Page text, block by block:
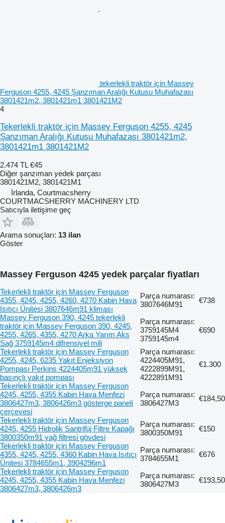
tekerlekli traktör için Massey
Ferguson 4255, 4245 Şanzıman Aralığı Kutusu Muhafazası
3801421m2, 3801421m1 3801421M2
4
Tekerlekli traktör için Massey Ferguson 4255, 4245
Şanzıman Aralığı Kutusu Muhafazası 3801421m2,
3801421m1 3801421M2
2.474 TL €45
Diğer şanzıman yedek parçası
3801421M2, 3801421M1
İrlanda, Courtmacsherry
COURTMACSHERRY MACHINERY LTD
Satıcıyla iletişime geç
Arama sonuçları: 13 ilan
Göster
Massey Ferguson 4245 yedek parçalar fiyatları
Tekerlekli traktör için Massey Ferguson
4355, 4245, 4255, 4260, 4270 Kabin Hava
Isıtıcı Ünitesi 3807646m91 kliması
Parça numarası:
3807646M91
€738
Massey Ferguson 390, 4245 tekerlekli
traktör için Massey Ferguson 390, 4245,
4255, 4265, 4355, 4270 Arka Yarım Aks
Sağ 3759145m4 difrensiyel mili
Parça numarası:
3759145M4
3759145m4
€690
Tekerlekli traktör için Massey Ferguson
4255, 4245, 6235 Yakıt Enjeksiyon
Pompası Perkins 4224405m91 yüksek
basınçlı yakıt pompası
Parça numarası:
4224405M91,
4222899M91,
4222891M91
€1.300
Tekerlekli traktör için Massey Ferguson
4245, 4255, 4355 Kabin Hava Menfezi
3806427m3, 3806426m3 gösterge paneli
çerçevesi
Parça numarası:
3806427M3
€184,50
Tekerlekli traktör için Massey Ferguson
4245, 4255 Hidrolik Santrifüj Filtre Kapağı
3800350m91 yağ filtresi gövdesi
Parça numarası:
3800350M91
€150
Tekerlekli traktör için Massey Ferguson
4355, 4245, 4255, 4360 Kabin Hava Isıtıcı
Ünitesi 3784655m1, 3904296m1
Parça numarası:
3784655M1
€676
Tekerlekli traktör için Massey Ferguson
4245, 4255, 4355 Kabin Hava Menfezi
3806427m3, 3806426m3
Parça numarası:
3806427M3
€193,50